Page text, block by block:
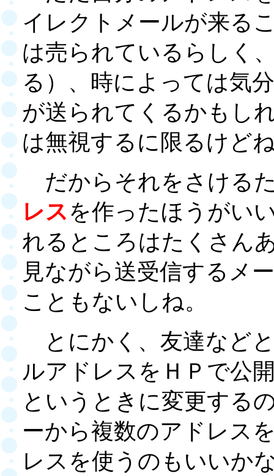
イレクトメールが来る
は売られているらしく
る）、時によっては気
が送られてくるかもし
は無視するに限るけど
だからそれをさける
レスを作ったほうがい
れるところはたくさん
見ながら送受信するメ
こともないしね。
とにかく、友達など
ルアドレスをＨＰで公
というときに変更する
ーから複数のアドレス
レスを使うのもいいか